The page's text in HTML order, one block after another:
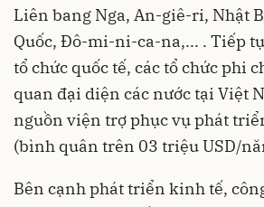
Liên bang Nga, An-giê-ri, Nhật
Quốc, Đô-mi-ni-ca-na,... . Tiếp
tổ chức quốc tế, các tổ chức phi
quan đại diện các nước tại Việt
nguồn viện trợ phục vụ phát
(bình quân trên 03 triệu USD/
Bên cạnh phát triển kinh tế,